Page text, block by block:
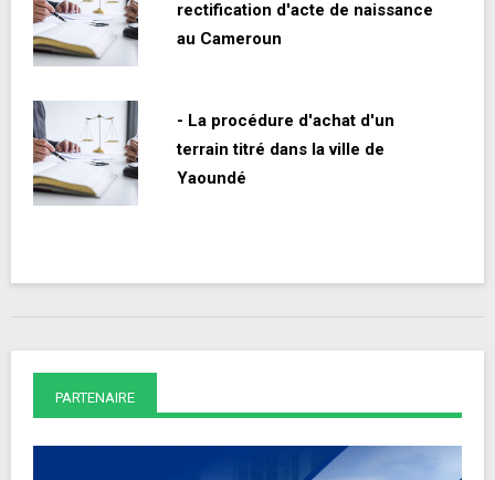
rectification d'acte de naissance
au Cameroun
- La procédure d'achat d'un
terrain titré dans la ville de
Yaoundé
PARTENAIRE